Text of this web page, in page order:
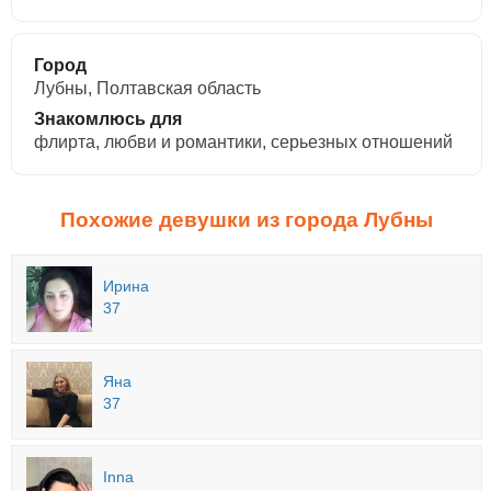
Город
Лубны, Полтавская область
Знакомлюсь для
флирта, любви и романтики, cерьезных отношений
Похожие девушки из города Лубны
Ирина
37
Яна
37
Inna